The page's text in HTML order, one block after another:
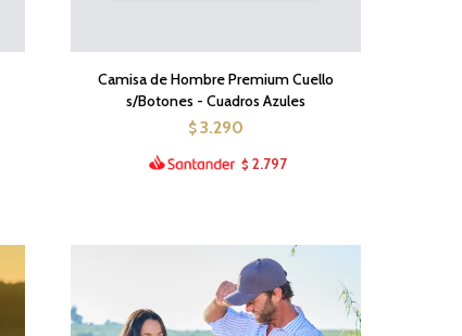
Camisa de Hombre Premium Cuello
s/Botones - Cuadros Azules
$ 3.290
$ 2.797